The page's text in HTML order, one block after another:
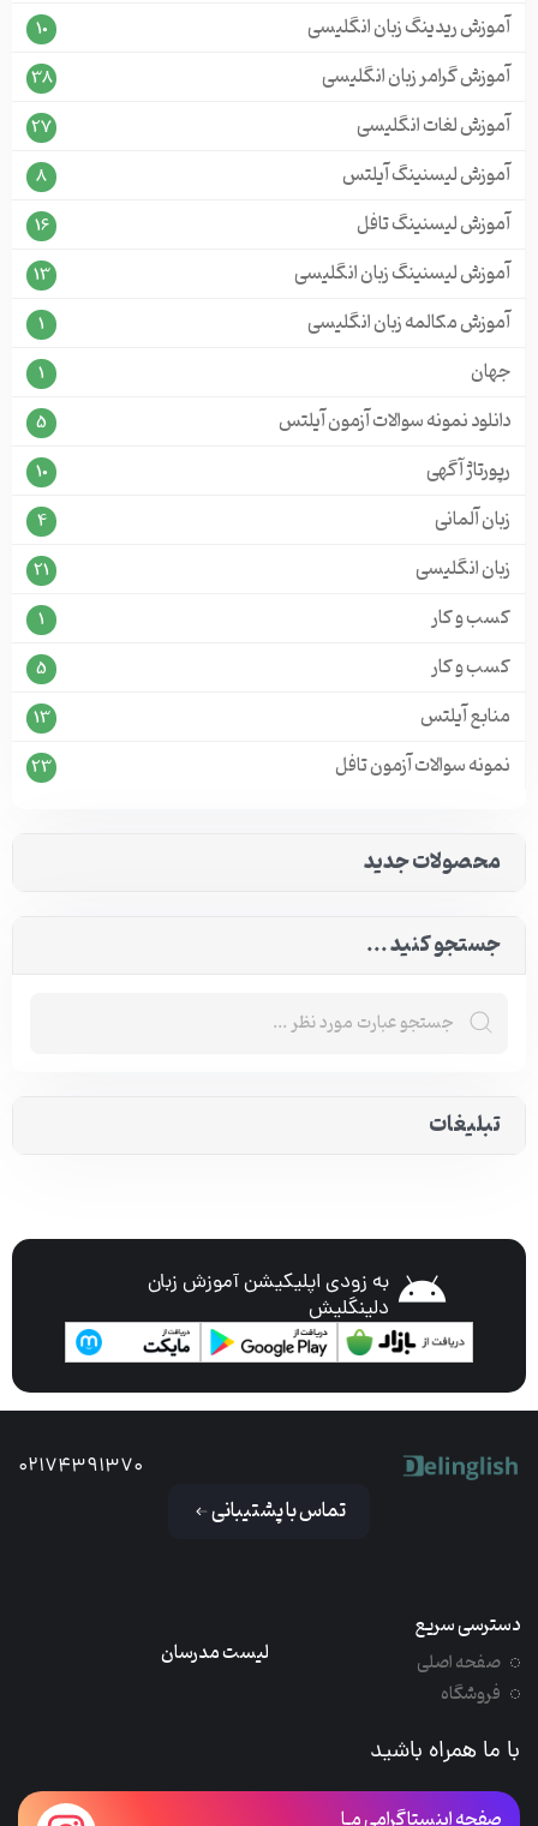
آموزش ریدینگ زبان انگلیسی 10
آموزش گرامر زبان انگلیسی 38
آموزش لغات انگلیسی 27
آموزش لیسنینگ آیلتس 8
آموزش لیسنینگ تافل 16
آموزش لیسنینگ زبان انگلیسی 13
آموزش مکالمه زبان انگلیسی 1
جهان 1
دانلود نمونه سوالات آزمون آیلتس 5
رپورتاژ آگهی 10
زبان آلمانی 4
زبان انگلیسی 21
کسب و کار 1
کسب و کار 5
منابع آیلتس 13
نمونه سوالات آزمون تافل 23
محصولات جدید
جستجو کنید ...
تبلیغات
به زودی اپلیکیشن آموزش زبان
دلینگلیش
02174391370
تماس با پشتیبانی
دسترسی سریع
صفحه اصلی
فروشگاه
لیست مدرسان
با ما همراه باشید